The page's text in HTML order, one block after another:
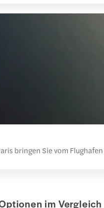
bringen Sie vom
im Vergleich